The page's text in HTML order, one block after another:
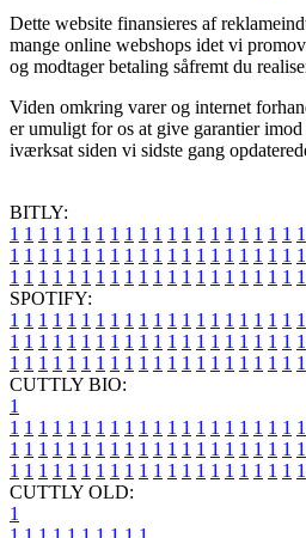
Dette website finansieres af
mange online webshops idet vi
og modtager betaling såfremt du
Viden omkring varer og internet
er umuligt for os at give garantier
iværksat siden vi sidste gang
BITLY:
1 1 1 1 1 1 1 1 1 1 1 1 1 1 1 1 1 1 1 1 1
1 1 1 1 1 1 1 1 1 1 1 1 1 1 1 1 1 1 1 1 1
1 1 1 1 1 1 1 1 1 1 1 1 1 1 1 1 1 1 1 1 1
SPOTIFY:
1 1 1 1 1 1 1 1 1 1 1 1 1 1 1 1 1 1 1 1 1
1 1 1 1 1 1 1 1 1 1 1 1 1 1 1 1 1 1 1 1 1
1 1 1 1 1 1 1 1 1 1 1 1 1 1 1 1 1 1 1 1 1
CUTTLY BIO:
1
1 1 1 1 1 1 1 1 1 1 1 1 1 1 1 1 1 1 1 1 1
1 1 1 1 1 1 1 1 1 1 1 1 1 1 1 1 1 1 1 1 1
1 1 1 1 1 1 1 1 1 1 1 1 1 1 1 1 1 1 1 1 1
CUTTLY OLD:
1